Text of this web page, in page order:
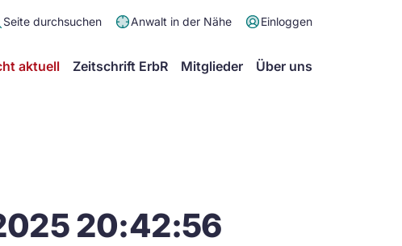
Seite durchsuchen Anwalt in der Nähe Einloggen
aktuell Zeitschrift ErbR Mitglieder Über uns
20:42:56